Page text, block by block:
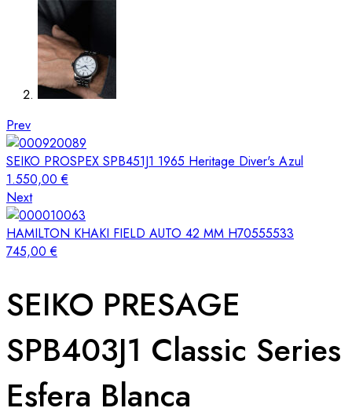
Prev
SEIKO PROSPEX SPB451J1 1965 Heritage Diver's Azul
1.550,00€
Next
HAMILTON KHAKI FIELD AUTO 42 MM H70555533
745,00€
SEIKO PRESAGE
SPB403J1 Classic Series
Esfera Blanca